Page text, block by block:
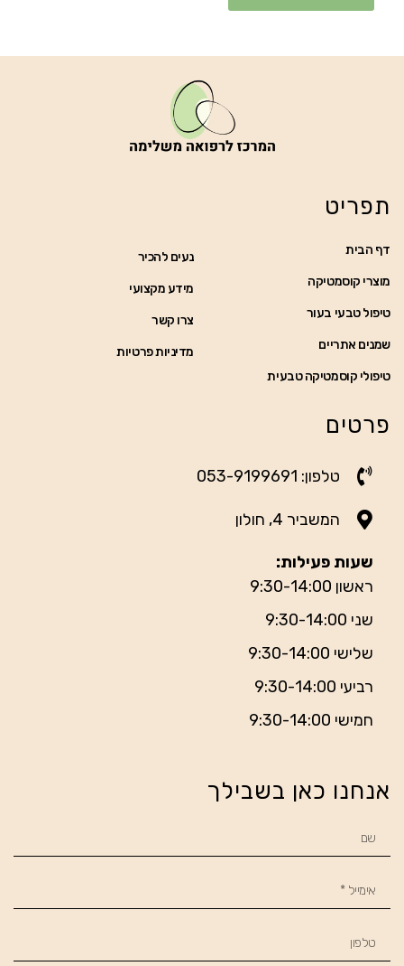
תפריט
דף הבית
מוצרי קוסמטיקה
טיפול טבעי בעור
שמנים אתריים
טיפולי קוסמטיקה טבעית
נעים להכיר
מידע מקצועי
צרו קשר
מדיניות פרטיות
פרטים
טלפון: 053-9199691
המשביר 4, חולון
שעות פעילות:
ראשון 9:30-14:00
שני 9:30-14:00
שלישי 9:30-14:00
רביעי 9:30-14:00
חמישי 9:30-14:00
אנחנו כאן בשבילך